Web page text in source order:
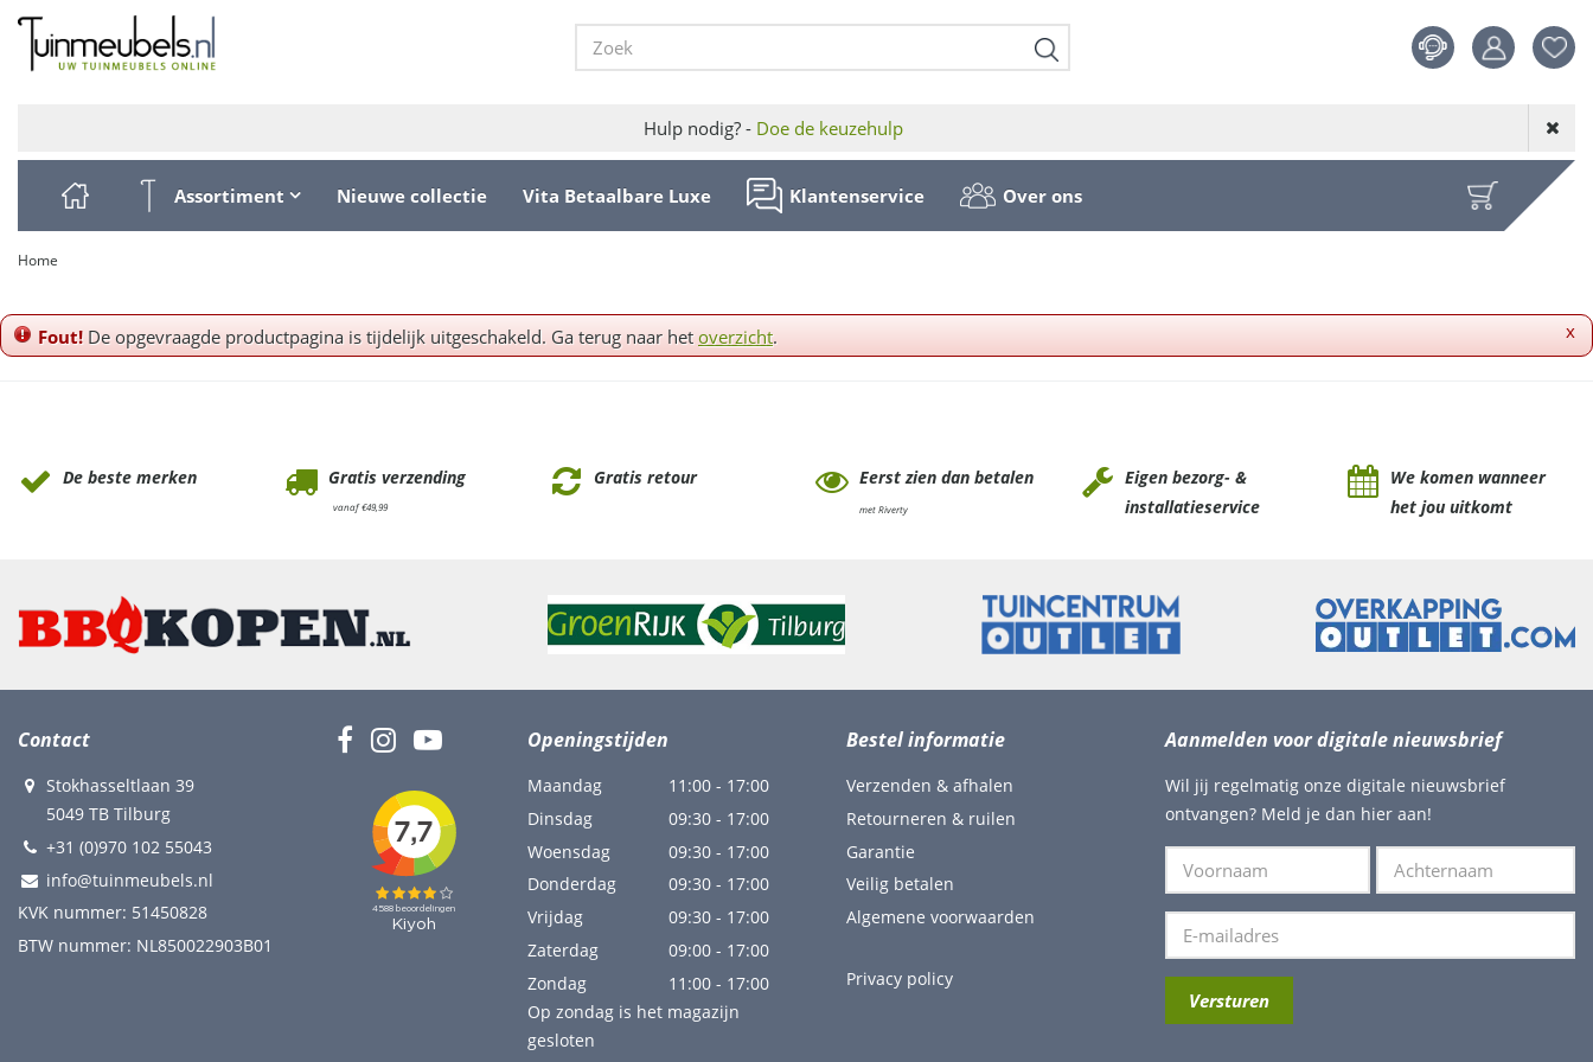
Ga
naar
content
Home
Hulp nodig? - Doe de keuzehulp
Assortiment Nieuwe collectie Vita Betaalbare Luxe Klantenservice Over ons
x
Fout! De opgevraagde productpagina is tijdelijk uitgeschakeld. Ga terug naar hetoverzicht.
De beste merken Gratis verzending
vanaf €49,99
Gratis retour Eerst zien dan betalen
met Riverty
Eigen bezorg- &
installatieservice
We komen wanneer
het jou uitkomt
Contact
Stokhasseltlaan 39
5049 TB Tilburg
+31 (0)970 102 55043
info@tuinmeubels.nl
KVK nummer: 51450828
BTW nummer: NL850022903B01
Openingstijden
Maandag
11:00 - 17:00
Dinsdag
09:30 - 17:00
Woensdag
09:30 - 17:00
Donderdag
09:30 - 17:00
Vrijdag
09:30 - 17:00
Zaterdag
09:00 - 17:00
Zondag
11:00 - 17:00
Op zondag is het magazijn
gesloten
Bestel informatie
Verzenden & afhalen
Retourneren & ruilen
Garantie
Veilig betalen
Algemene voorwaarden
Privacy policy
Aanmelden voor digitale nieuwsbrief
Wil jij regelmatig onze digitale nieuwsbrief
ontvangen? Meld je dan hier aan!